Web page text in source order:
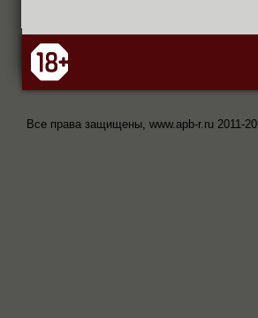
Все права защищены, www.apb-r.ru 2011-